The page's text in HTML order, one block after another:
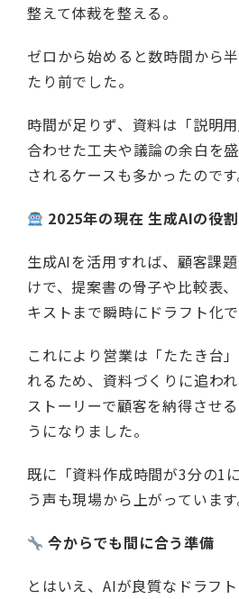
整えて体裁を整える。
ゼロから始めると数時間から
たり前でした。
時間が足りず、資料は「説明
合わせた工夫や議論の余白を
されるケースも多かったのです
2025年の現在 生成AIの役割
生成AIを活用すれば、顧客課
けで、提案書の骨子や比較表
キストまで瞬時にドラフト化で
これにより営業は「たたき台
れるため、資料づくりに追わ
ストーリーで顧客を納得させ
うになりました。
既に「資料作成時間が3分の1
う声も現場から上がっています
今からでも間に合う準備
とはいえ、AIが良質なドラフ